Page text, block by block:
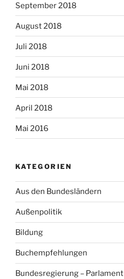
September 2018
August 2018
Juli 2018
Juni 2018
Mai 2018
April 2018
Mai 2016
KATEGORIEN
Aus den Bundesländern
Außenpolitik
Bildung
Buchempfehlungen
Bundesregierung – Parlament